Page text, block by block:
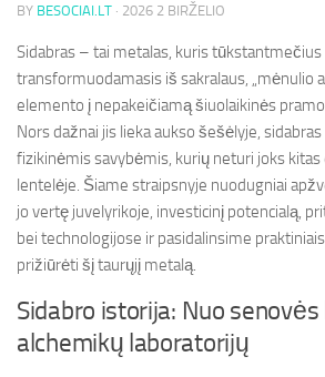
BY BESOCIAI.LT · 2026 2 BIRŽELIO
Sidabras – tai metalas, kuris
transformuodamasis iš sakralaus, „mėnulio
elemento į nepakeičiamą šiuolaikinės
Nors dažnai jis lieka aukso šešėlyje,
fizikinėmis savybėmis, kurių neturi joks
lentelėje. Šiame straipsnyje nuodugniai
jo vertę juvelyrikoje, investicinį potencialą,
bei technologijose ir pasidalinsime
prižiūrėti šį taurųjį metalą.
Sidabro istorija: Nuo
alchemikų laboratorijų